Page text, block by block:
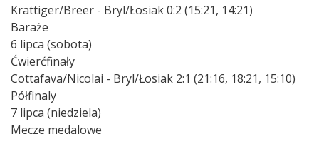
Krattiger/Breer - Bryl/Łosiak 0:2 (15:21, 14:21)
Baraże
6 lipca (sobota)
Ćwierćfinały
Cottafava/Nicolai - Bryl/Łosiak 2:1 (21:16, 18:21, 15:10)
Półfinaly
7 lipca (niedziela)
Mecze medalowe